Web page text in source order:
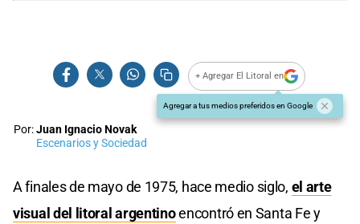
+ Agregar El Litoral en
Agregar a tus medios preferidos en Google
Por:Juan Ignacio Novak
Escenarios y Sociedad
A finales de mayo de 1975, hace medio siglo, el arte
visual del litoral argentinoencontró en Santa Fe y